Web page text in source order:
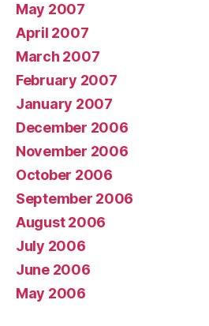
May 2007
April 2007
March 2007
February 2007
January 2007
December 2006
November 2006
October 2006
September 2006
August 2006
July 2006
June 2006
May 2006